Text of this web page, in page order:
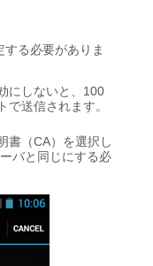
る必要がありま
にしないと、100
で送信されます。
書（CA）を選択し
バと同じにする必